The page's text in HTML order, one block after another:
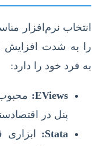
انتخاب نرم‌افزار
را به شدت افزایش
به فرد خود را دارد:
EViews:
پنل در
Stata: